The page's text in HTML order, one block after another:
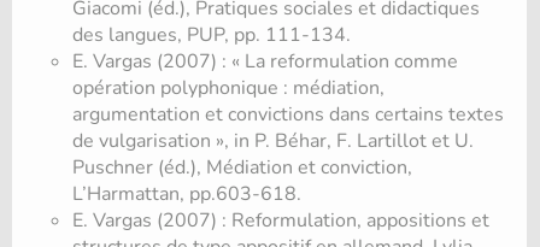
Giacomi (éd.), Pratiques sociales et didactiques
des langues, PUP, pp. 111-134.
E. Vargas (2007) : « La reformulation comme
opération polyphonique : médiation,
argumentation et convictions dans certains textes
de vulgarisation », in P. Béhar, F. Lartillot et U.
Puschner (éd.), Médiation et conviction,
L’Harmattan, pp.603-618.
E. Vargas (2007) : Reformulation, appositions et